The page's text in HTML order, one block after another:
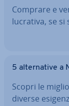
Comprare e
lucrativa, se si
5 al­ter­na­ti­ve a
Scopri le
diverse